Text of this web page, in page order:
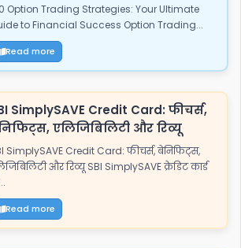
Option Trading Strategies: Your Ultimate
to Financial Success Option Trading...
Read more
SimplySAVE Credit Card: फीचर्स,
एलिजिबिलिटी और रिव्यू
SimplySAVE Credit Card: फीचर्स, बेनिफिट्स,
और रिव्यू SBI SimplySAVE क्रेडिट कार्ड
Read more